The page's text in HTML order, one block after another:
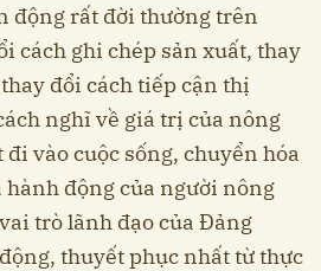
động rất đời thường trên
cách ghi chép sản xuất, thay
đổi cách tiếp cận thị
nghĩ về giá trị của nông
vào cuộc sống, chuyển hóa
động của người nông
trò lãnh đạo của Đảng
thuyết phục nhất từ thực